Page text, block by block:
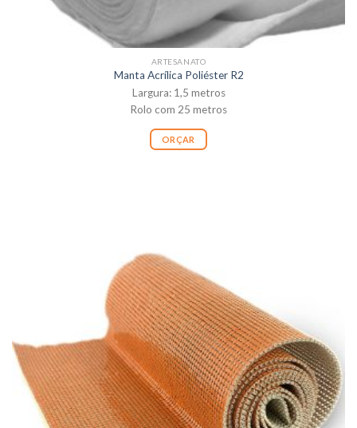
ARTESANATO
Manta Acrílica Poliéster R2
Largura: 1,5 metros
Rolo com 25 metros
ORÇAR